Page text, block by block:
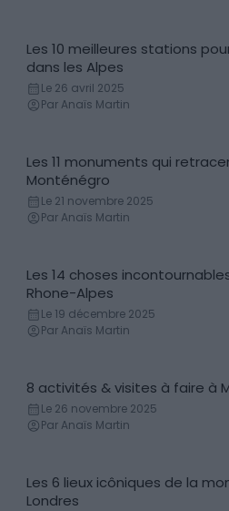
Ski
Les 10 meilleures stations
dans les Alpes
Le 26 avril 2025
Par Anaïs Martin
Monument
Les 11 monuments qui
Monténégro
Le 21 novembre 2025
Par Anaïs Martin
Incontournables
Les 14 choses
Rhone-Alpes
Le 19 décembre 2025
Par Anaïs Martin
Découvertes
8 activités & visites à faire à
Le 26 novembre 2025
Par Anaïs Martin
Histoire & anecdotes
Les 6 lieux icôniques de la
Londres